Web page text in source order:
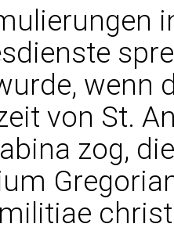
wenn
von St.
zog,